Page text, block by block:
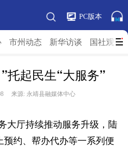
PC版本
市州动态 新华访谈 国社观”陇
托起民生“大服务”
来源: 永靖县融媒体中心
厅持续推动服务升级，陆
预约、帮办代办等一系列便